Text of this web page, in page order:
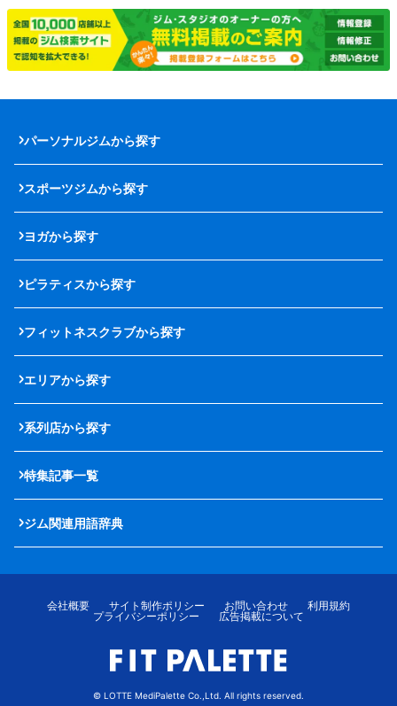
パーソナルジムから探す
スポーツジムから探す
ヨガから探す
ピラティスから探す
フィットネスクラブから探す
エリアから探す
系列店から探す
特集記事一覧
ジム関連用語辞典
会社概要 サイト制作ポリシー お問い合わせ
利用規約
プライバシーポリシー
広告掲載について
© LOTTE MediPalette Co.,Ltd. All rights reserved.